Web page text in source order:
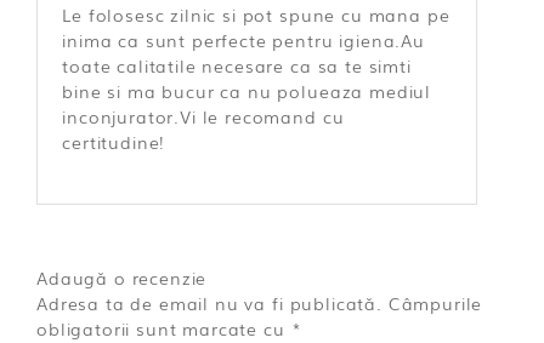
din 5
Le folosesc zilnic si pot spune cu mana pe
inima ca sunt perfecte pentru igiena.Au
toate calitatile necesare ca sa te simti
bine si ma bucur ca nu polueaza mediul
inconjurator.Vi le recomand cu
certitudine!
Adaugă o recenzie
Adresa ta de email nu va fi publicată. Câmpurile
obligatorii sunt marcate cu *